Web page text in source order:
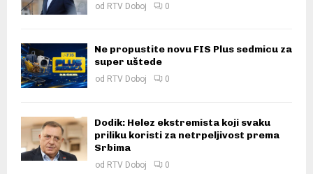
od RTV Doboj 0
Ne propustite novu FIS Plus sedmicu za
super uštede
od RTV Doboj 0
Dodik: Helez ekstremista koji svaku
priliku koristi za netrpeljivost prema
Srbima
od RTV Doboj 0